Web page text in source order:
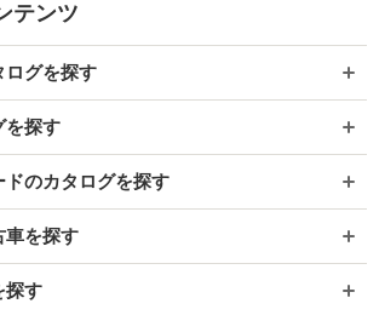
テンツ
ログを探す
を探す
ドのカタログを探す
車を探す
探す